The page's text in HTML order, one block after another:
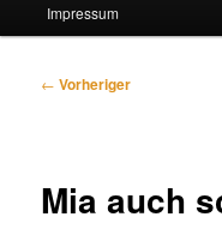
Impressum
Beitragsnavigation
← Vorheriger
Mia auch